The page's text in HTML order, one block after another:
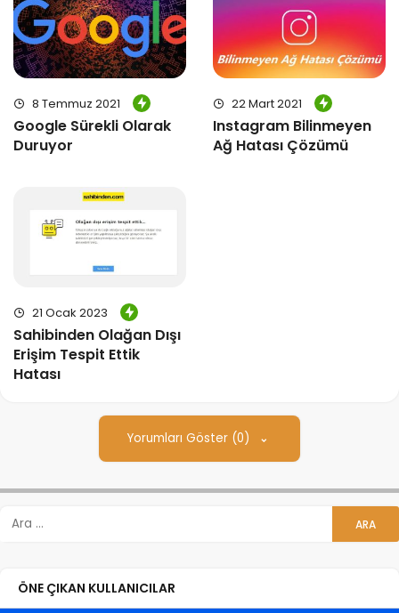
8 Temmuz 2021
Google Sürekli Olarak
Duruyor
22 Mart 2021
Instagram Bilinmeyen
Ağ Hatası Çözümü
21 Ocak 2023
Sahibinden Olağan Dışı
Erişim Tespit Ettik
Hatası
Yorumları Göster (0)
ÖNE ÇIKAN KULLANICILAR